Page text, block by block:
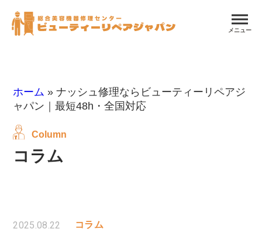
メニュー
ホーム »ナッシュ修理ならビューティーリペアジ
ャパン｜最短48h・全国対応
Column
コラム
2025.08.22 コラム